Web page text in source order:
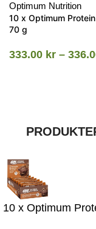
Optimum Nutrition
10 x Optimum
70 g
333.00 kr –
10 x Optimum